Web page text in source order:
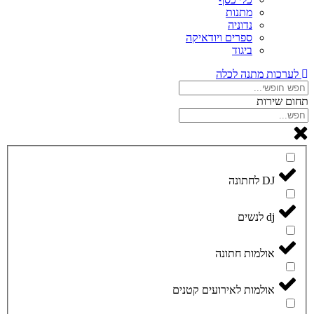
מתנות
נדוניה
ספרים ויודאיקה
ביגוד
לערכות מתנה לכלה
תחום שירות
DJ לחתונה
dj לנשים
אולמות חתונה
אולמות לאירועים קטנים